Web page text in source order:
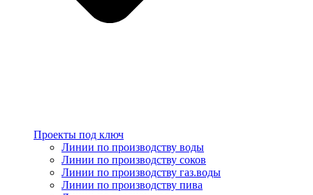
Проекты под ключ
Линии по производству воды
Линии по производству соков
Линии по производству газ.воды
Линии по производству пива